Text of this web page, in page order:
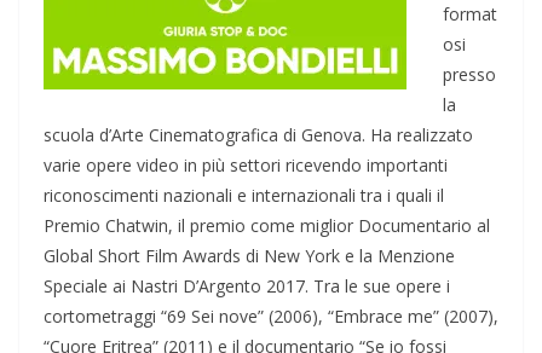
format
osi
presso
la
scuola d’Arte Cinematografica di Genova. Ha realizzato
varie opere video in più settori ricevendo importanti
riconoscimenti nazionali e internazionali tra i quali il
Premio Chatwin, il premio come miglior Documentario al
Global Short Film Awards di New York e la Menzione
Speciale ai Nastri D’Argento 2017. Tra le sue opere i
cortometraggi “69 Sei nove” (2006), “Embrace me” (2007),
“Cuore Eritrea” (2011) e il documentario “Se io fossi